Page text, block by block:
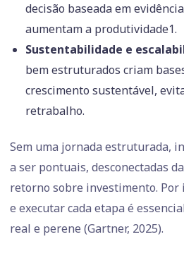
decisão baseada em
aumentam a produtividade1.
Sustentabilidade e
bem estruturados criam
crescimento sustentável,
retrabalho.
Sem uma jornada estruturada,
a ser pontuais, desconectadas
retorno sobre investimento. Por
e executar cada etapa é
real e perene (Gartner, 2025).